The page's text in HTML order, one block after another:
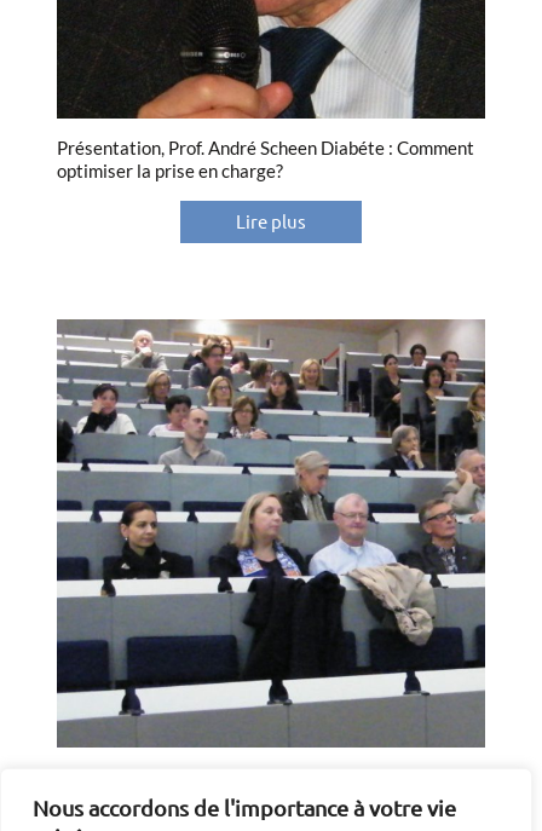
Nous accordons de l'importance à votre vie
Présentation, Prof. André Scheen Diabéte : Comment
optimiser la prise en charge?
Lire plus
Luxembourgeoise de Diabétologie